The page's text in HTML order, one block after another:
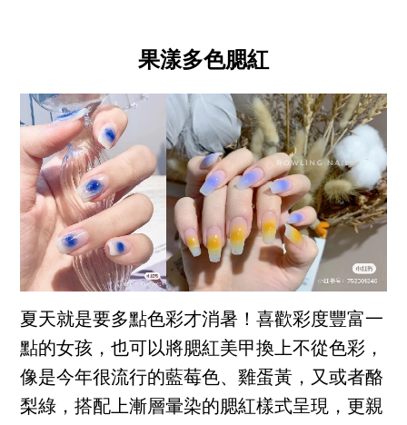
果漾多色腮紅
夏天就是要多點色彩才消暑！喜歡彩度豐富一
點的女孩，也可以將腮紅美甲換上不從色彩，
像是今年很流行的藍莓色、雞蛋黃，又或者酪
梨綠，搭配上漸層暈染的腮紅樣式呈現，更親